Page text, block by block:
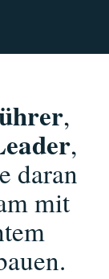
,
,
daran
mit